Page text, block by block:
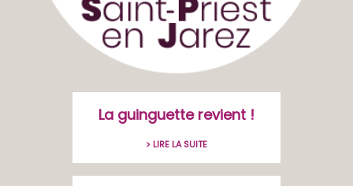
La guinguette revient !
> LIRE LA SUITE